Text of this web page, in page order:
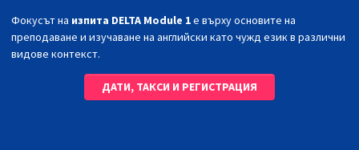
Фокусът на изпита DELTA Module 1е върху основите на
преподаване и изучаване на английски като чужд език в различни
видове контекст.
ДАТИ, ТАКСИ И РЕГИСТРАЦИЯ